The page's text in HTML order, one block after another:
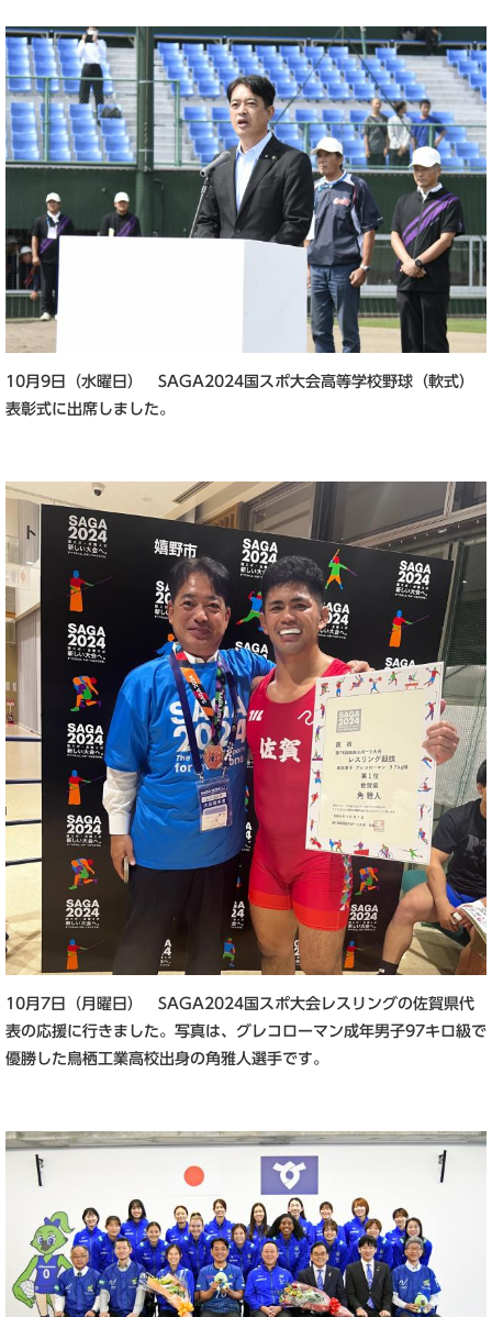
10月9日（水曜日） SAGA2024国スポ大会高等学校野球（軟式）
表彰式に出席しました。
10月7日（月曜日） SAGA2024国スポ大会レスリングの佐賀県代
表の応援に行きました。写真は、グレコローマン成年男子97キロ級で
優勝した鳥栖工業高校出身の角雅人選手です。